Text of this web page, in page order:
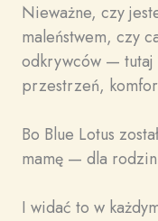
Nieważne, czy
maleństwem, czy
odkrywców — tutaj
przestrzeń,
Bo Blue Lotus
mamę — dla
I widać to w